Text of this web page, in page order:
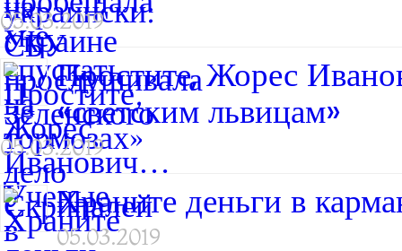
05.03.2019
Простите, Жорес
«светским львицам»
05.03.2019
Храните деньги в
05.03.2019